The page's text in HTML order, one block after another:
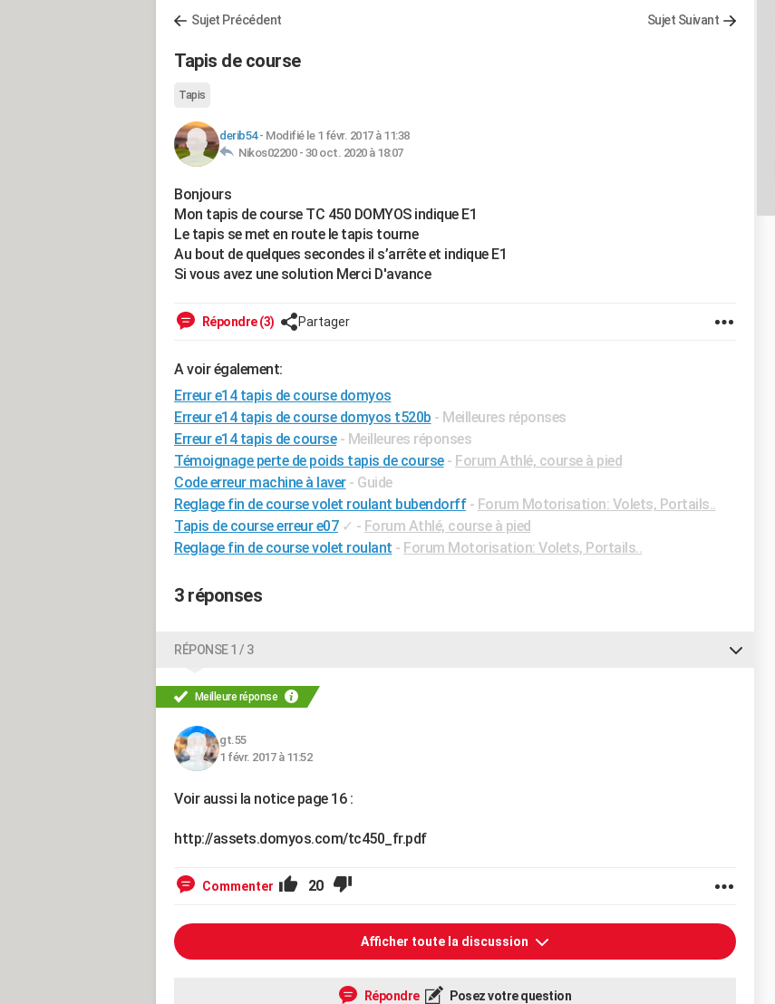
Sujet Précédent Sujet Suivant
Tapis de course
Tapis
derib54- Modifié le 1 févr. 2017 à 11:38
Nikos02200 - 30 oct. 2020 à 18:07
Bonjours
Mon tapis de course TC 450 DOMYOS indique E1
Le tapis se met en route le tapis tourne
Au bout de quelques secondes il s’arrête et indique E1
Si vous avez une solution Merci D'avance
Répondre (3) Partager
A voir également:
Erreur e14 tapis de course domyos
Erreur e14 tapis de course domyos t520b - Meilleures réponses
Erreur e14 tapis de course - Meilleures réponses
Témoignage perte de poids tapis de course - Forum Athlé, course à pied
Code erreur machine à laver - Guide
Reglage fin de course volet roulant bubendorff - Forum Motorisation: Volets, Portails..
Tapis de course erreur e07 ✓ - Forum Athlé, course à pied
Reglage fin de course volet roulant - Forum Motorisation: Volets, Portails..
3 réponses
RÉPONSE 1 / 3
Meilleure réponse
gt.55
1 févr. 2017 à 11:52
Voir aussi la notice page 16 :
http://assets.domyos.com/tc450_fr.pdf
Commenter 20
Afficher toute la discussion
Répondre Posez votre question